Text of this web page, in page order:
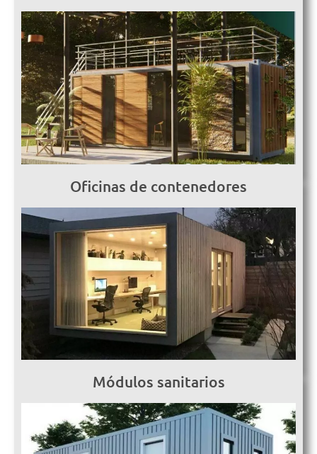
Oficinas de contenedores
Módulos sanitarios